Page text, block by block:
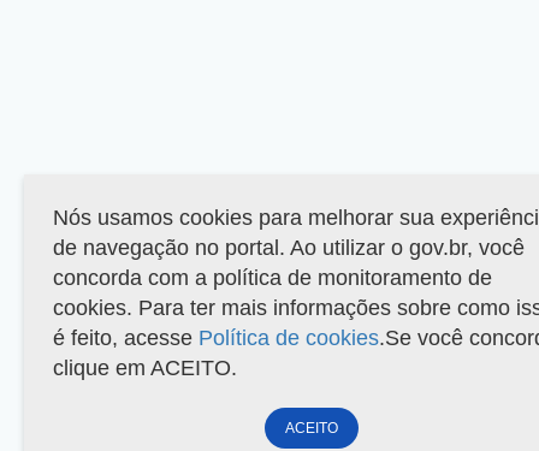
Nós usamos cookies para melhorar sua
de navegação no portal. Ao utilizar o gov.br, você
concorda com a política de monitoramento de
cookies. Para ter mais informações sobre como
é feito, acesse Política de cookies.Se você
clique em ACEITO.
ACEITO